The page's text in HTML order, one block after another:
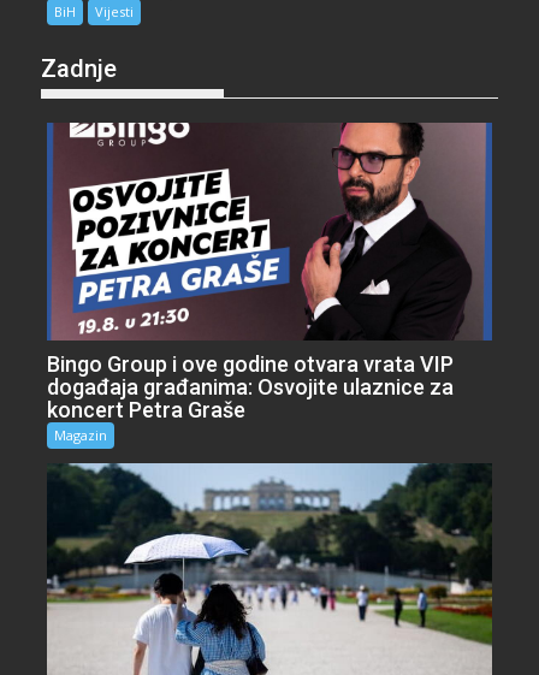
BiH Vijesti
Zadnje
Bingo Group i ove godine otvara vrata VIP
događaja građanima: Osvojite ulaznice za
koncert Petra Graše
Magazin